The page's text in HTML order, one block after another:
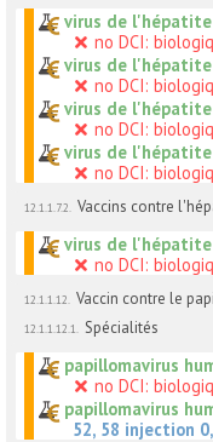
virus de
no DCI:
virus de
no DCI:
virus de
no DCI:
virus de
no DCI:
12.1.1.7.2. Vaccins contre
virus de
no DCI:
12.1.1.12. Vaccin contre le
12.1.1.12.1. Spécialités
papillomavirus
no DCI:
papillomavirus
52, 58 injection